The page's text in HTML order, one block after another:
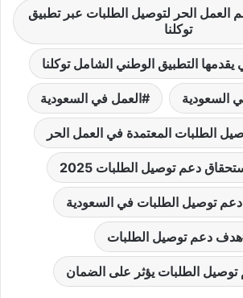
العمل الحر لتوصيل الطلبات عبر تطبيق
توكلنا
يقدمها التطبيق الوطني الشامل توكلنا
السعودية العمل في السعودية
الطلبات المعتمدة في العمل الحر
دعم توصيل الطلبات 2025
توصيل الطلبات في السعودية
هدف دعم توصيل الطلبات
الطلبات يؤثر على الضمان